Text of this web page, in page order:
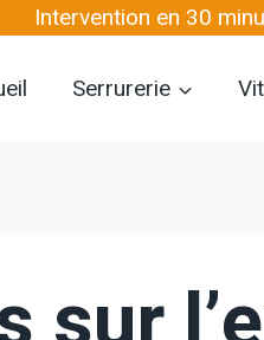
Intervention en 30
Serrurerie